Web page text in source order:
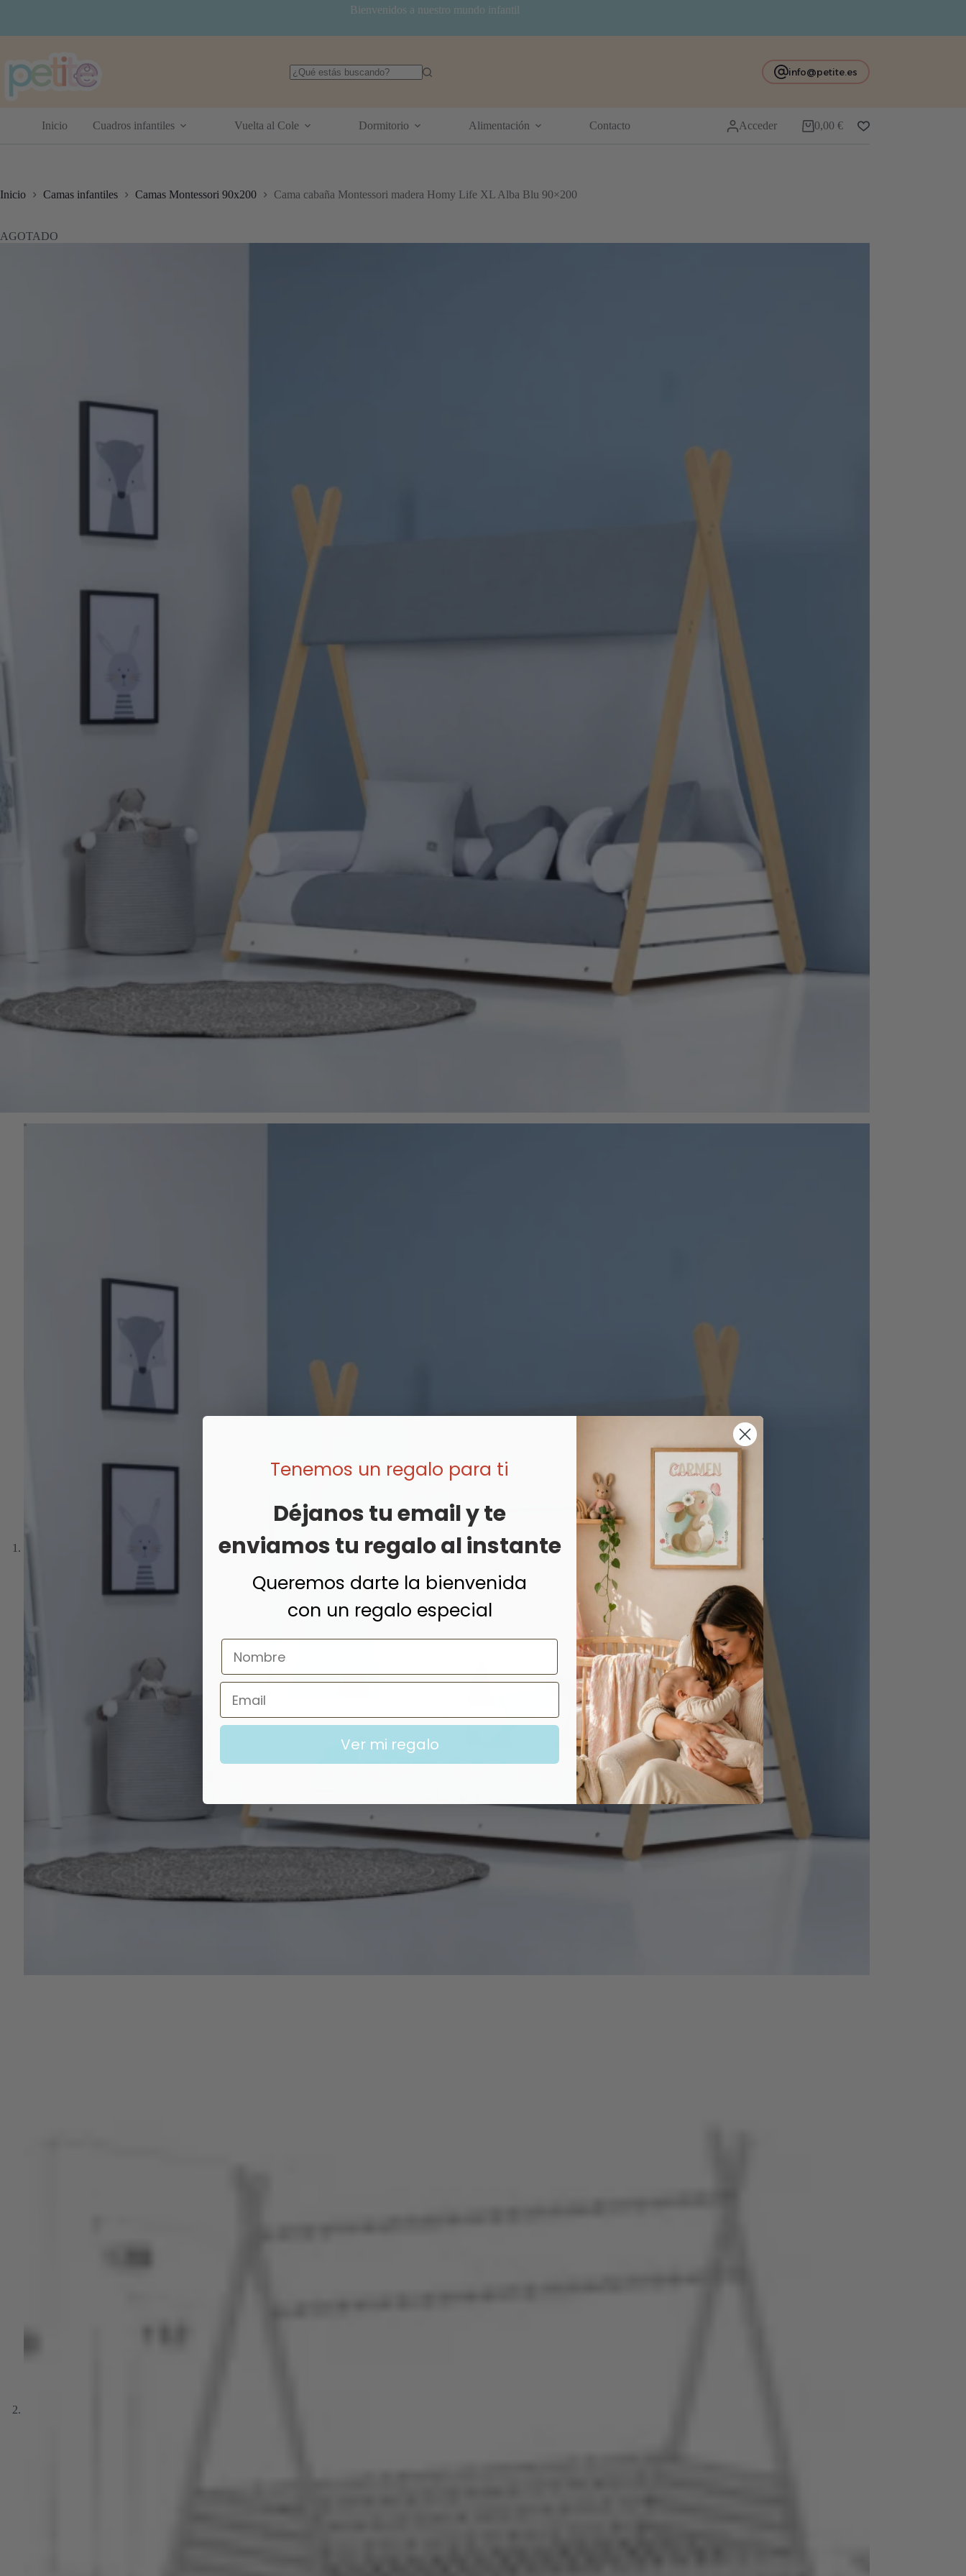
Bienvenidos a nuestro mundo infantil
info@petite.es
Inicio Cuadros infantiles Vuelta al Cole Dormitorio Alimentación Contacto Acceder
Carro
0,00 €
Inicio Camas infantiles Camas Montessori 90x200 Cama cabaña Montessori madera Homy Life XL Alba Blu 90×200
AGOTADO
Tenemos un regalo para ti
Déjanos tu email y te
enviamos tu regalo al instante
Queremos darte la bienvenida
con un regalo especial
Nombre
Email
Ver mi regalo